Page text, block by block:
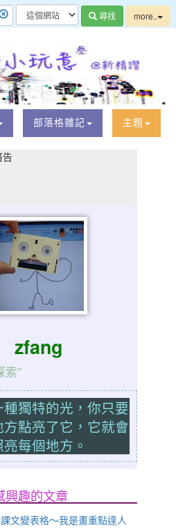
尋找 more..
部落格雜記 主題
告
zfang
索”
獨特的光，你只要
點亮了它，它就會
亮每個地方。
趣的文章
文變表格～我是畫重點達人